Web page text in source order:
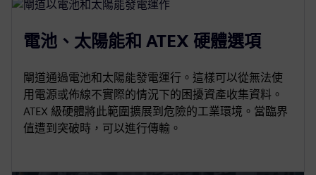
電池、太陽能和 ATEX 硬體選項
閘道通過電池和太陽能發電運行。這樣可以從無法使
用電源或佈線不實際的情況下的困擾資產收集資料。
ATEX 級硬體將此範圍擴展到危險的工業環境。當臨界
值遭到突破時，可以進行傳輸。